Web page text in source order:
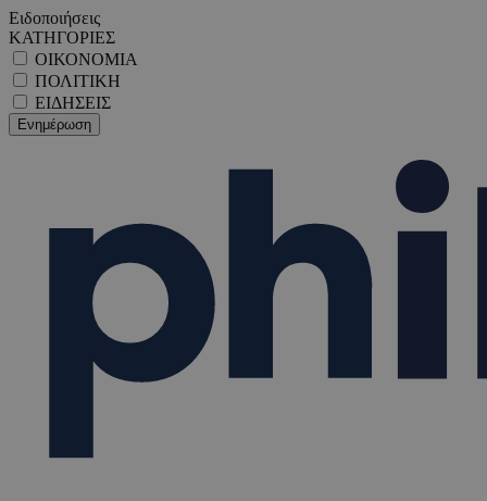
Ειδοποιήσεις
ΚΑΤΗΓΟΡΙΕΣ
ΟΙΚΟΝΟΜΙΑ
ΠΟΛΙΤΙΚΗ
ΕΙΔΗΣΕΙΣ